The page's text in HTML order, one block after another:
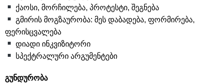
ქაოსი, მორჩილება, პროტესტი, შეგნება
გმირის მოგზაურობა: მეს დაბადება, ფორმირება,
ფერისცვალება
დიადი ინკვიზიტორი
სპექტრალური არგუმენტები
გუნდურობა